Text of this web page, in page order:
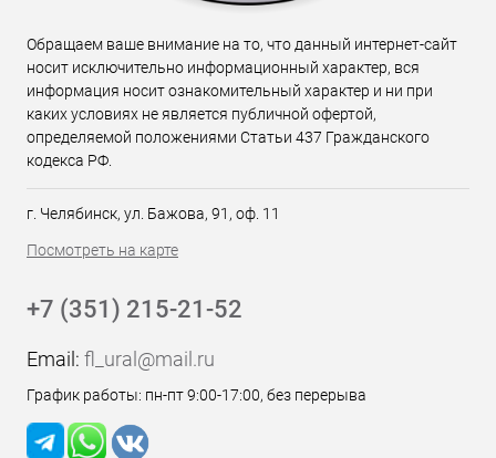
Обращаем ваше внимание на то, что данный интернет-сайт
носит исключительно информационный характер, вся
информация носит ознакомительный характер и ни при
каких условиях не является публичной офертой,
определяемой положениями Статьи 437 Гражданского
кодекса РФ.
г. Челябинск, ул. Бажова, 91, оф. 11
Посмотреть на карте
+7 (351) 215-21-52
Email: fl_ural@mail.ru
График работы: пн-пт 9:00-17:00, без перерыва